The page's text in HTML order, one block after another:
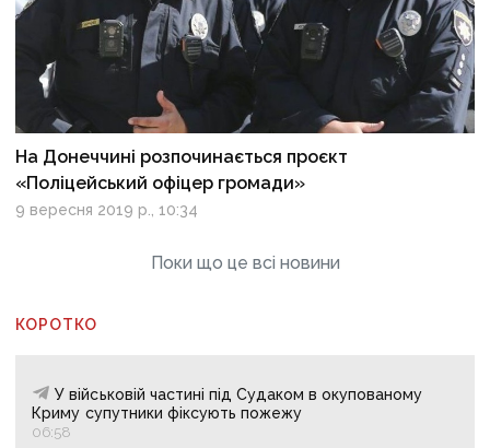
На Донеччині розпочинається проєкт
«Поліцейський офіцер громади»
9 вересня 2019 р., 10:34
Поки що це всі новини
КОРОТКО
У військовій частині під Судаком в окупованому
Криму супутники фіксують пожежу
06:58